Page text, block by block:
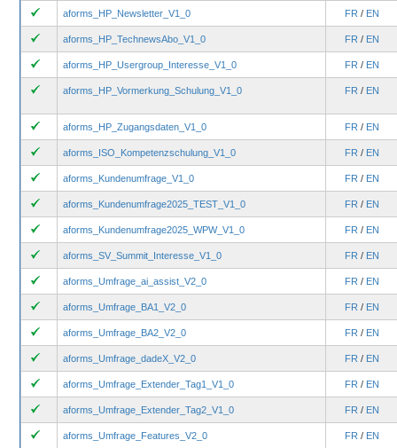
aforms_HP_Newsletter_V1_0 FR / EN
aforms_HP_TechnewsAbo_V1_0 FR / EN
aforms_HP_Usergroup_Interesse_V1_0 FR / EN
aforms_HP_Vormerkung_Schulung_V1_0 FR / EN
aforms_HP_Zugangsdaten_V1_0 FR / EN
aforms_ISO_Kompetenzschulung_V1_0 FR / EN
aforms_Kundenumfrage_V1_0 FR / EN
aforms_Kundenumfrage2025_TEST_V1_0 FR / EN
aforms_Kundenumfrage2025_WPW_V1_0 FR / EN
aforms_SV_Summit_Interesse_V1_0 FR / EN
aforms_Umfrage_ai_assist_V2_0 FR / EN
aforms_Umfrage_BA1_V2_0 FR / EN
aforms_Umfrage_BA2_V2_0 FR / EN
aforms_Umfrage_dadeX_V2_0 FR / EN
aforms_Umfrage_Extender_Tag1_V1_0 FR / EN
aforms_Umfrage_Extender_Tag2_V1_0 FR / EN
aforms_Umfrage_Features_V2_0 FR / EN